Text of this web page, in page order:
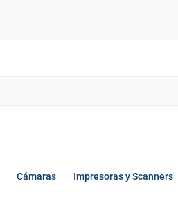
Cámaras Impresoras y Scanners